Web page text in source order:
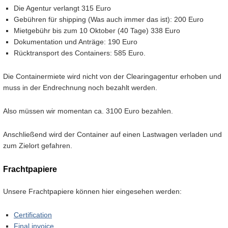
Die Agentur verlangt 315 Euro
Gebühren für shipping (Was auch immer das ist): 200 Euro
Mietgebühr bis zum 10 Oktober (40 Tage) 338 Euro
Dokumentation und Anträge: 190 Euro
Rücktransport des Containers: 585 Euro.
Die Containermiete wird nicht von der Clearingagentur erhoben und
muss in der Endrechnung noch bezahlt werden.
Also müssen wir momentan ca. 3100 Euro bezahlen.
Anschließend wird der Container auf einen Lastwagen verladen und
zum Zielort gefahren.
Frachtpapiere
Unsere Frachtpapiere können hier eingesehen werden:
Certification
Final invoice